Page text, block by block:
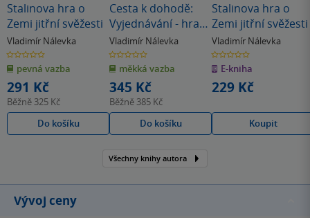
Stalinova hra o
Zemi jitřní svěžesti
Vladimír Nálevka
0.0
z
5
hvězdiček
pevná vazba
291 Kč
Běžně 325 Kč
Do košíku
Cesta k dohodě:
Vyjednávání - hra
života
Vladimír Nálevka
0.0
z
5
hvězdiček
měkká vazba
345 Kč
Běžně 385 Kč
Do košíku
Stalinova hra o
Zemi jitřní svěžesti
Vladimír Nálevka
0.0
z
5
hvězdiček
E-kniha
229 Kč
Koupit
Všechny knihy autora
Vývoj ceny